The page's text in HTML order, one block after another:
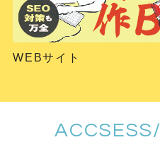
WEBサイト